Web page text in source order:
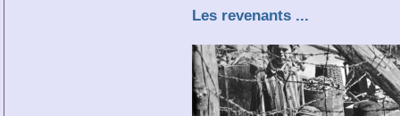
Les revenants ...